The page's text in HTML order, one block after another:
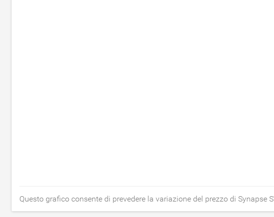
Questo grafico consente di prevedere la variazione del prezzo di Synapse